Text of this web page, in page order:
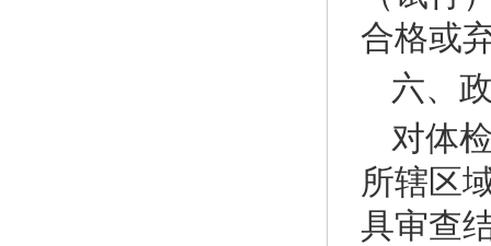
合格或
六、
对体
所辖区
具审查